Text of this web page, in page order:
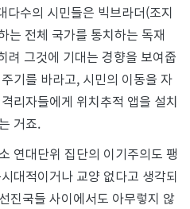
다수의 시민들은 빅브라더(조지
는 전체 국가를 통치하는 독재
려 그것에 기대는 경향을 보여줍
기를 바라고, 시민의 이동을 자
리자들에게 위치추적 앱을 설치
거죠.
연대단위 집단의 이기주의도 팽
대적이거나 교양 없다고 생각되
진국들 사이에서도 아무렇지 않